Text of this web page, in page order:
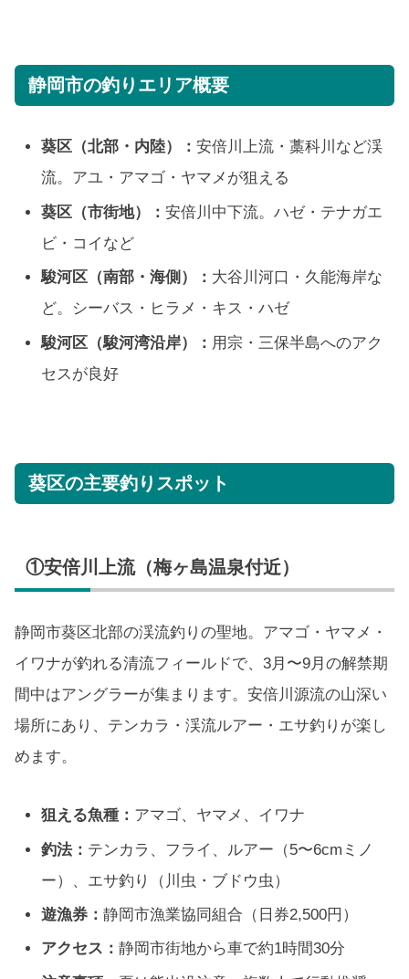
静岡市の釣りエリア概要
葵区（北部・内陸）：安倍川上流・藁科川など渓
流。アユ・アマゴ・ヤマメが狙える
葵区（市街地）：安倍川中下流。ハゼ・テナガエ
ビ・コイなど
駿河区（南部・海側）： 大谷川河口・久能海岸な
ど。シーバス・ヒラメ・キス・ハゼ
駿河区（駿河湾沿岸）： 用宗・三保半島へのアク
セスが良好
葵区の主要釣りスポット
①安倍川上流（梅ヶ島温泉付近）
静岡市葵区北部の渓流釣りの聖地。アマゴ・ヤマメ・
イワナが釣れる清流フィールドで、3月〜9月の解禁期
間中はアングラーが集まります。安倍川源流の山深い
場所にあり、テンカラ・渓流ルアー・エサ釣りが楽し
めます。
狙える魚種： アマゴ、ヤマメ、イワナ
釣法： テンカラ、フライ、ルアー（5〜6cmミノ
ー）、エサ釣り（川虫・ブドウ虫）
遊漁券：静岡市漁業協同組合（日券2,500円）
アクセス：静岡市街地から車で約1時間30分